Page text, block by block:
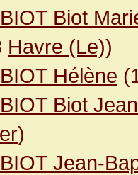
Biot
Havre (Le))
Hélène
Biot
)
Jean-